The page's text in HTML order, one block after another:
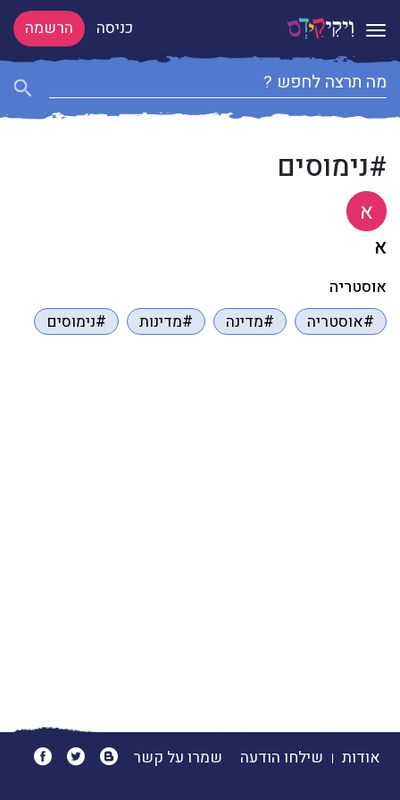
Toggle navigation כניסה הרשמה
#נימוסים
א
א
אוסטריה
#אוסטריה
#מדינה #מדינות #נימוסים
אודות שילחו הודעה שמרו על קשר